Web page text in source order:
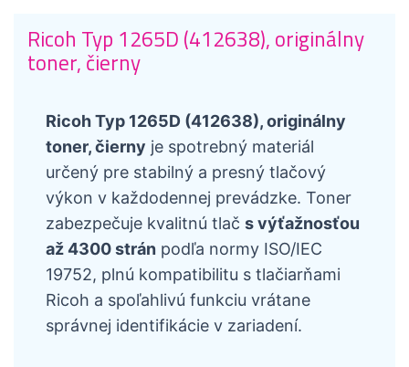
Ricoh Typ 1265D (412638), originálny
toner, čierny
Ricoh Typ 1265D (412638), originálny
toner, čierny je spotrebný materiál
určený pre stabilný a presný tlačový
výkon v každodennej prevádzke. Toner
zabezpečuje kvalitnú tlač s výťažnosťou
až 4300 strán podľa normy ISO/IEC
19752, plnú kompatibilitu s tlačiarňami
Ricoh a spoľahlivú funkciu vrátane
správnej identifikácie v zariadení.